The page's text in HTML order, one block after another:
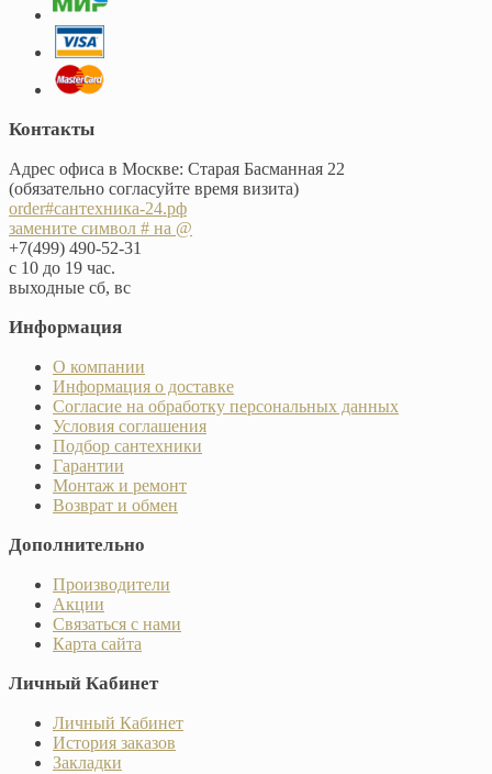
Контакты
Адрес офиса в Москве: Старая Басманная 22
(обязательно согласуйте время визита)
order#сантехника-24.рф
замените символ # на @
+7(499) 490-52-31
с 10 до 19 час.
выходные сб, вс
Информация
О компании
Информация о доставке
Согласие на обработку персональных данных
Условия соглашения
Подбор сантехники
Гарантии
Монтаж и ремонт
Возврат и обмен
Дополнительно
Производители
Акции
Связаться с нами
Карта сайта
Личный Кабинет
Личный Кабинет
История заказов
Закладки